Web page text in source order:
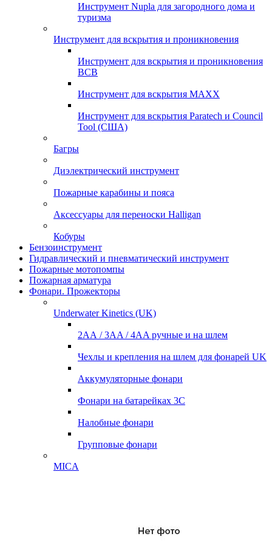
Инструмент Nupla для загородного дома и
туризма
Инструмент для вскрытия и проникновения
Инструмент для вскрытия и проникновения
ВСВ
Инструмент для вскрытия MAXX
Инструмент для вскрытия Paratech и Council
Tool (США)
Багры
Диэлектрический инструмент
Пожарные карабины и пояса
Аксессуары для переноски Halligan
Кобуры
Бензоинструмент
Гидравлический и пневматический инструмент
Пожарные мотопомпы
Пожарная арматура
Фонари. Прожекторы
Underwater Kinetics (UK)
2АА / 3AA / 4AA ручные и на шлем
Чехлы и крепления на шлем для фонарей UK
Аккумуляторные фонари
Фонари на батарейках 3С
Налобные фонари
Групповые фонари
MICA